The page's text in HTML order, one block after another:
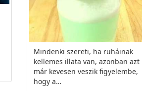
Mindenki szereti, ha ruháinak
kellemes illata van, azonban azt
már kevesen veszik figyelembe,
hogy a…